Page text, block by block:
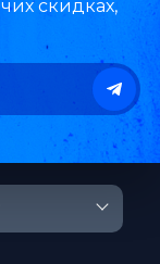
скидках,